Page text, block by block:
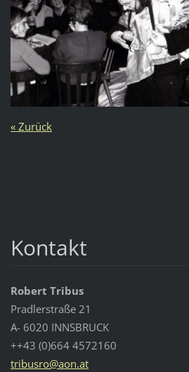
« Zurück
Kontakt
Robert Tribus
Pradlerstraße 21
A- 6020 INNSBRUCK
++43 (0)664 4572160
tribusro@aon.at